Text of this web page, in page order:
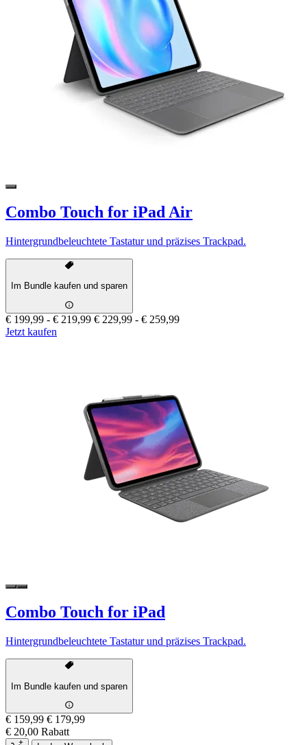
Combo Touch for iPad Air
Hintergrundbeleuchtete Tastatur und präzises Trackpad.
Im Bundle kaufen und sparen
€ 199,99 - € 219,99 € 229,99 - € 259,99
Jetzt kaufen
Combo Touch for iPad
Hintergrundbeleuchtete Tastatur und präzises Trackpad.
Im Bundle kaufen und sparen
€ 159,99 € 179,99
€ 20,00 Rabatt